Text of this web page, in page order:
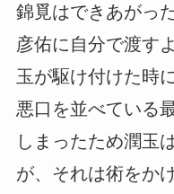
錦覓はできあがっ
彦佑に自分で渡す
玉が駆け付けた時
悪口を並べている
しまったため潤玉
が、それは術をか